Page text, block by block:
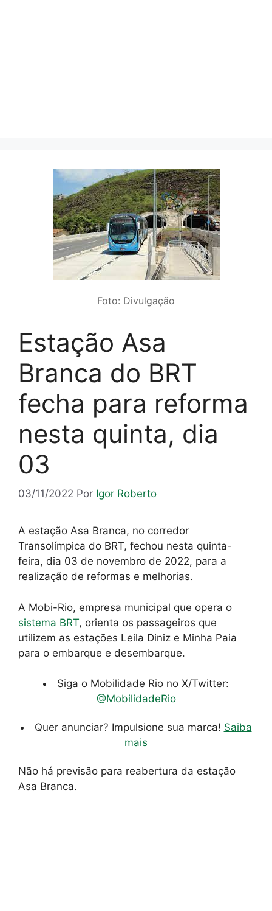
Foto: Divulgação
Estação Asa
Branca do BRT
fecha para reforma
nesta quinta, dia
03
03/11/2022 Por Igor Roberto
A estação Asa Branca, no corredor
Transolímpica do BRT, fechou nesta quinta-
feira, dia 03 de novembro de 2022, para a
realização de reformas e melhorias.
A Mobi-Rio, empresa municipal que opera o
sistema BRT, orienta os passageiros que
utilizem as estações Leila Diniz e Minha Paia
para o embarque e desembarque.
Siga o Mobilidade Rio no X/Twitter:
@MobilidadeRio
Quer anunciar? Impulsione sua marca! Saiba
mais
Não há previsão para reabertura da estação
Asa Branca.